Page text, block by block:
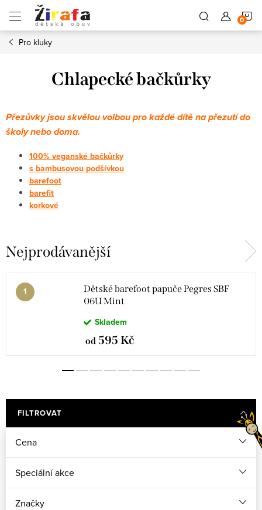
obsah
Pro kluky
Chlapecké bačkůrky
Přezůvky jsou skvělou volbou pro každé dítě na přezutí do
školy nebo doma.
100% veganské bačkůrky
s bambusovou podšívkou
barefoot
barefit
korkové
Nejprodávanější
Dětské barefoot papuče Pegres SBF
06U Mint
Skladem
od 595 Kč
FILTROVAT
Cena
Speciální akce
Značky